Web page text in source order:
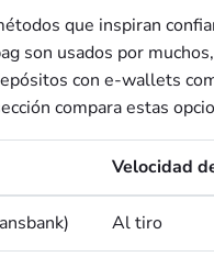
que inspiran
son usados por
con e-wallets
compara estas
Velocidad
Al tiro